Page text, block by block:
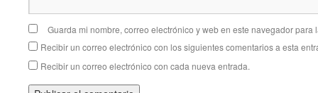
Guarda mi nombre, correo electrónico y web en este navegador para
Recibir un correo electrónico con los siguientes comentarios a esta
Recibir un correo electrónico con cada nueva entrada.